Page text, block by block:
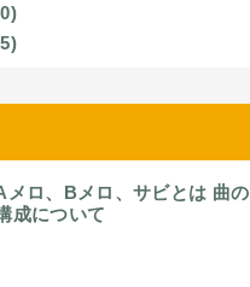
メロ、Bメロ、サビとは 曲の
成について